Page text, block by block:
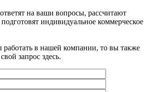
на ваши вопросы, рассчитают
индивидуальное коммерческое
в нашей компании, то вы также
запрос здесь.